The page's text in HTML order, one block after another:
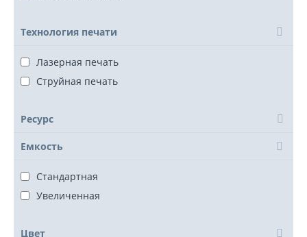
Технология печати
Лазерная печать
Струйная печать
Ресурс
Емкость
Стандартная
Увеличенная
Цвет